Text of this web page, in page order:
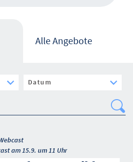
Alle Angebote
am 15.9. um 11 Uhr